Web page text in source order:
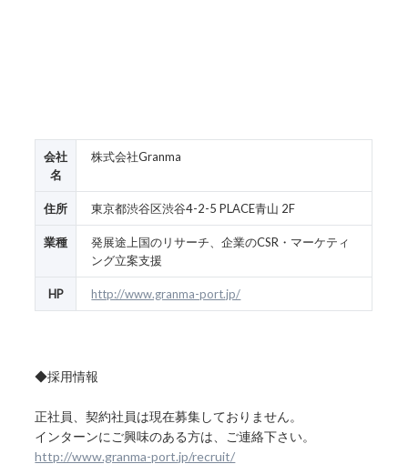
会社
名
株式会社Granma
住所 東京都渋谷区渋谷4-2-5 PLACE青山 2F
業種
発展途上国のリサーチ、企業のCSR・マーケティ
ング立案支援
HP http://www.granma-port.jp/
◆採用情報
正社員、契約社員は現在募集しておりません。
インターンにご興味のある方は、ご連絡下さい。
http://www.granma-port.jp/recruit/